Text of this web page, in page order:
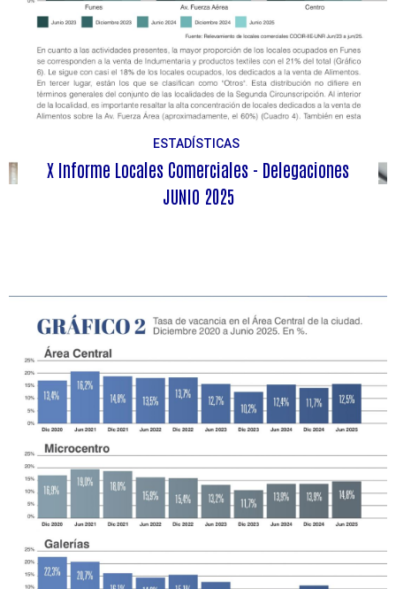
ESTADÍSTICAS
X Informe Locales Comerciales - Delegaciones
JUNIO 2025